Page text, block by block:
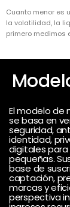
Cuanto menor es
la volatilidad, la
primero medimos
El modelo de
se basa en
seguridad,
identidad,
digitales para
pequeñas.
base de
captación,
marcas y
perspectiva